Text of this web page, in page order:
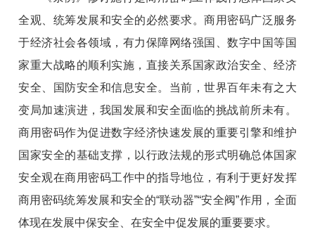
全观、统筹发展和安全的必然要求。商用密码广泛服务
于经济社会各领域，有力保障网络强国、数字中国等国
家重大战略的顺利实施，直接关系国家政治安全、经济
安全、国防安全和信息安全。当前，世界百年未有之大
变局加速演进，我国发展和安全面临的挑战前所未有。
商用密码作为促进数字经济快速发展的重要引擎和维护
国家安全的基础支撑，以行政法规的形式明确总体国家
安全观在商用密码工作中的指导地位，有利于更好发挥
商用密码统筹发展和安全的“联动器”“安全阀”作用，全面
体现在发展中保安全、在安全中促发展的重要要求。